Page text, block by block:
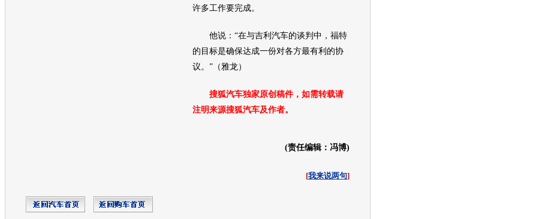
许多工作要完成。
他说：“在与吉利汽车的谈判中， 福特
的目标是确保达成一份对各方最有利的协
议。”（雅龙）
搜狐汽车独家原创稿件，如需转载请
注明来源搜狐汽车及作者。
(责任编辑：冯博)
[我来说两句]